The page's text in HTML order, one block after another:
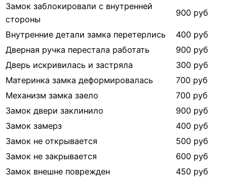
Замок заблокировали с внутренней
стороны
900 руб
Внутренние детали замка перетерлись
400 руб
Дверная ручка перестала работать
900 руб
Дверь искривилась и застряла
300 руб
Материнка замка деформировалась
700 руб
Механизм замка заело
700 руб
Замок двери заклинило
900 руб
Замок замерз
400 руб
Замок не открывается
500 руб
Замок не закрывается
600 руб
Замок внешне поврежден
450 руб